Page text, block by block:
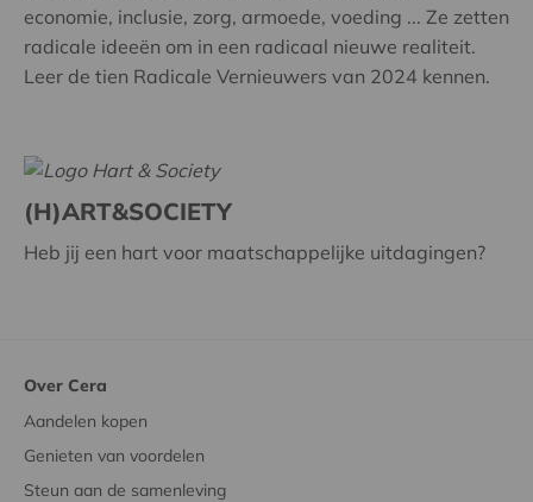
economie, inclusie, zorg, armoede, voeding ... Ze zetten
radicale ideeën om in een radicaal nieuwe realiteit.
Leer de tien Radicale Vernieuwers van 2024 kennen.
(H)ART&SOCIETY
Heb jij een hart voor maatschappelijke uitdagingen?
Over Cera
Aandelen kopen
Genieten van voordelen
Steun aan de samenleving